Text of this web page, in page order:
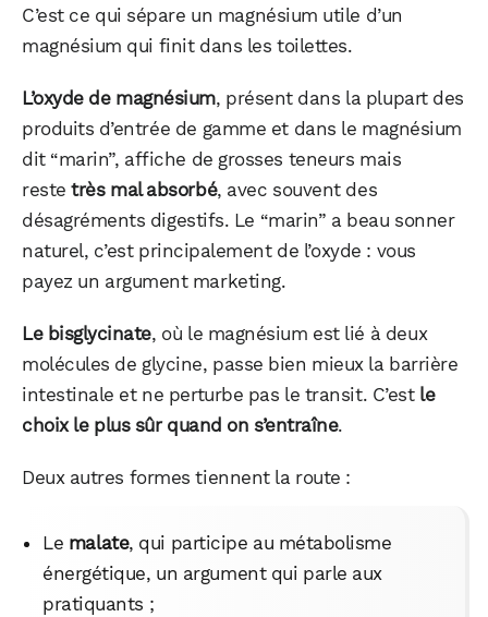
C’est ce qui sépare un magnésium utile d’un
magnésium qui finit dans les toilettes.
L’oxyde de magnésium, présent dans la plupart des
produits d’entrée de gamme et dans le magnésium
dit “marin”, affiche de grosses teneurs mais
restetrès mal absorbé, avec souvent des
désagréments digestifs. Le “marin” a beau sonner
naturel, c’est principalement de l’oxyde : vous
payez un argument marketing.
Le bisglycinate, où le magnésium est lié à deux
molécules de glycine, passe bien mieux la barrière
intestinale et ne perturbe pas le transit. C’est le
choix le plus sûr quand on s’entraîne.
Deux autres formes tiennent la route :
Le malate, qui participe au métabolisme
énergétique, un argument qui parle aux
pratiquants ;
WhatsApp Telegram Email
Facebook X